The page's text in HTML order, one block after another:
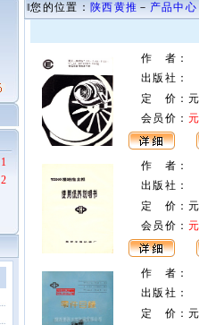
‖您的位置： 陕西黄推 － 产品中
作 者 ：
出版社 ：
定 价：
会员价：
作 者 ：
出版社 ：
定 价：
会员价：
作 者 ：
出版社 ：
定 价：